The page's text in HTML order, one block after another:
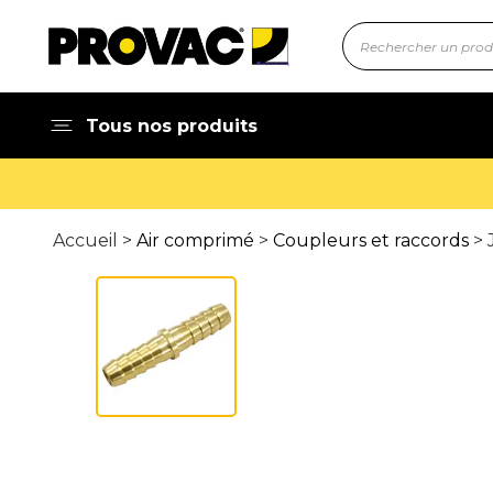
Tous nos produits
Accueil > Air comprimé > Coupleurs et raccords >